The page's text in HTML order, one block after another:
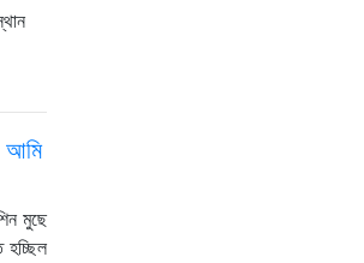
আমি
মুছে
হচ্ছিল